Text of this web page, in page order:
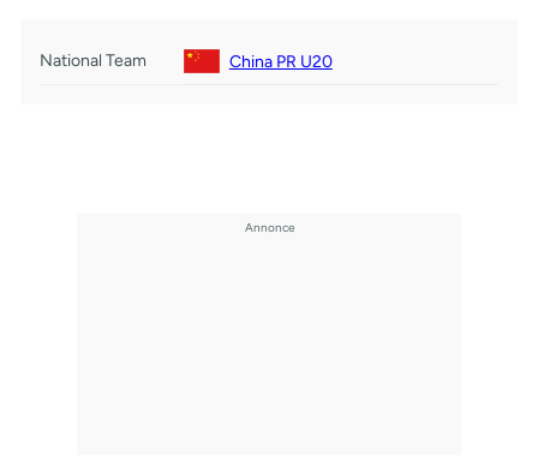
National Team China PR U20